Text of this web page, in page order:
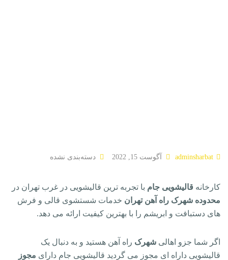
adminsharbat آگوست 15, 2022 دسته‌بندی نشده
کارخانه قالیشویی جام با تجربه ترین قالیشویی در غرب تهران در
محدوده شهرک راه آهن تهران خدمات شستشوی قالی و فرش
های دستبافت و ابریشم را با بهترین کیفیت ارائه می دهد.
اگر شما جزو اهالی شهرک راه آهن هستید و به دنبال یک
قالیشویی داراه ای مجوز می گردید قالیشویی جام دارای مجوز